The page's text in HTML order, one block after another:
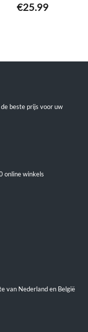
€25.99
beste prijs voor uw
online winkels
van Nederland en België